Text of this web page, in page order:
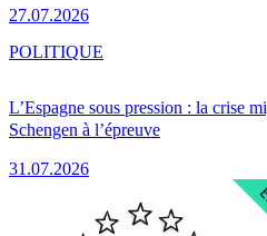
27.07.2026
L’Espagne sous pression : la crise
Schengen à l’épreuve
31.07.2026
POLITIQUE